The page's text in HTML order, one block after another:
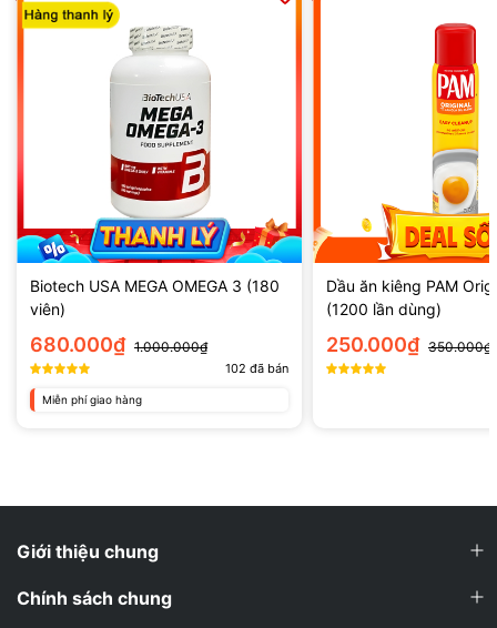
Biotech USA MEGA OMEGA 3 (180
viên)
680.000₫ 1.000.000₫
102 đã bán
Miễn phí giao hàng
Dầu ăn kiêng PAM
(1200 lần dùng)
250.000₫ 350.000₫
Giới thiệu chung
Chính sách chung